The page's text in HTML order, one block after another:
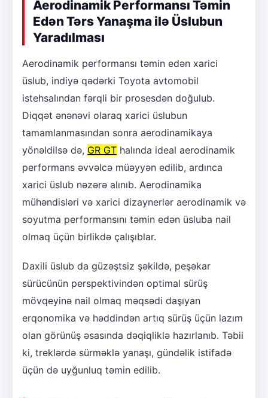
Aerodinamik Performansı Təmin
Edən Tərs Yanaşma ilə Üslubun
Yaradılması
Aerodinamik performansı təmin edən xarici
üslub, indiyə qədərki Toyota avtomobil
istehsalından fərqli bir prosesdən doğulub.
Diqqət ənənəvi olaraq xarici üslubun
tamamlanmasından sonra aerodinamikaya
yönəldilsə də, GR GT halında ideal aerodinamik
performans əvvəlcə müəyyən edilib, ardınca
xarici üslub nəzərə alınıb. Aerodinamika
mühəndisləri və xarici dizaynerlər aerodinamik və
soyutma performansını təmin edən üsluba nail
olmaq üçün birlikdə çalışıblar.
Daxili üslub da güzəştsiz şəkildə, peşəkar
sürücünün perspektivindən optimal sürüş
mövqeyinə nail olmaq məqsədi daşıyan
erqonomika və həddindən artıq sürüş üçün lazım
olan görünüş əsasında dəqiqliklə hazırlanıb. Təbii
ki, treklərdə sürməklə yanaşı, gündəlik istifadə
üçün də uyğunluq təmin edilib.